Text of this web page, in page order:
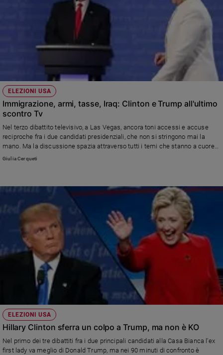
ELEZIONI USA
Immigrazione, armi, tasse, Iraq: Clinton e Trump all'ultimo
scontro Tv
Nel terzo dibattito televisivo, a Las Vegas, ancora toni accessi e accuse
reciproche fra i due candidati presidenziali, che non si stringono mai la
mano. Ma la discussione spazia attraverso tutti i temi che stanno a cuore
agli americani. Secondo i sondaggi, Hillary è la vincitrice dell'ultimo
Giulia Cerqueti
ELEZIONI USA
Hillary Clinton sferra un colpo a Trump, ma non è KO
Nel primo dei tre dibattiti fra i due principali candidati alla Casa Bianca l'ex
first lady va meglio di Donald Trump, ma nei 90 minuti di confronto è